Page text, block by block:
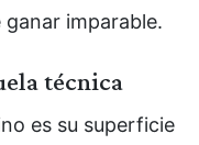
imparable.
técnica
es su superficie